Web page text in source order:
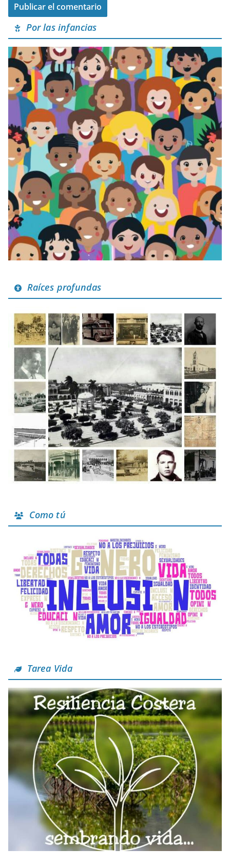
Por las infancias
Raíces profundas
Como tú
Tarea Vida